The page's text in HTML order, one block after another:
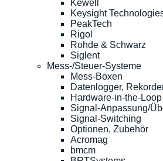
Kewell
Keysight
PeakTech
Rigol
Rohde & Schwarz
Siglent
Mess-/Steuer-Systeme
Mess-Boxen
Datenlogger,
Hardware-in-the-Loop
Signal-Anpassung/
Signal-Switching
Optionen, Zubehör
Acromag
bmcm